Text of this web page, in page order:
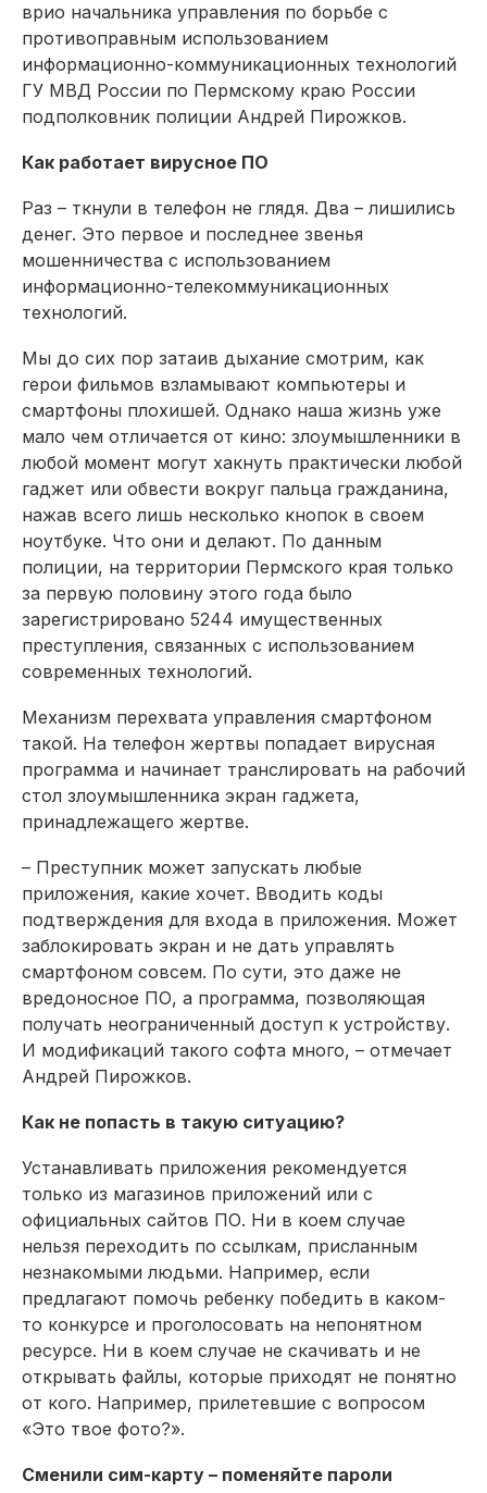
врио начальника управления по борьбе с
противоправным использованием
информационно-коммуникационных технологий
ГУ МВД России по Пермскому краю России
подполковник полиции Андрей Пирожков.
Как работает вирусное ПО
Раз – ткнули в телефон не глядя. Два – лишились
денег. Это первое и последнее звенья
мошенничества с использованием
информационно-телекоммуникационных
технологий.
Мы до сих пор затаив дыхание смотрим, как
герои фильмов взламывают компьютеры и
смартфоны плохишей. Однако наша жизнь уже
мало чем отличается от кино: злоумышленники в
любой момент могут хакнуть практически любой
гаджет или обвести вокруг пальца гражданина,
нажав всего лишь несколько кнопок в своем
ноутбуке. Что они и делают. По данным
полиции, на территории Пермского края только
за первую половину этого года было
зарегистрировано 5244 имущественных
преступления, связанных с использованием
современных технологий.
Механизм перехвата управления смартфоном
такой. На телефон жертвы попадает вирусная
программа и начинает транслировать на рабочий
стол злоумышленника экран гаджета,
принадлежащего жертве.
– Преступник может запускать любые
приложения, какие хочет. Вводить коды
подтверждения для входа в приложения. Может
заблокировать экран и не дать управлять
смартфоном совсем. По сути, это даже не
вредоносное ПО, а программа, позволяющая
получать неограниченный доступ к устройству.
И модификаций такого софта много, – отмечает
Андрей Пирожков.
Как не попасть в такую ситуацию?
Устанавливать приложения рекомендуется
только из магазинов приложений или с
официальных сайтов ПО. Ни в коем случае
нельзя переходить по ссылкам, присланным
незнакомыми людьми. Например, если
предлагают помочь ребенку победить в каком-
то конкурсе и проголосовать на непонятном
ресурсе. Ни в коем случае не скачивать и не
открывать файлы, которые приходят не понятно
от кого. Например, прилетевшие с вопросом
«Это твое фото?».
Сменили сим-карту – поменяйте пароли